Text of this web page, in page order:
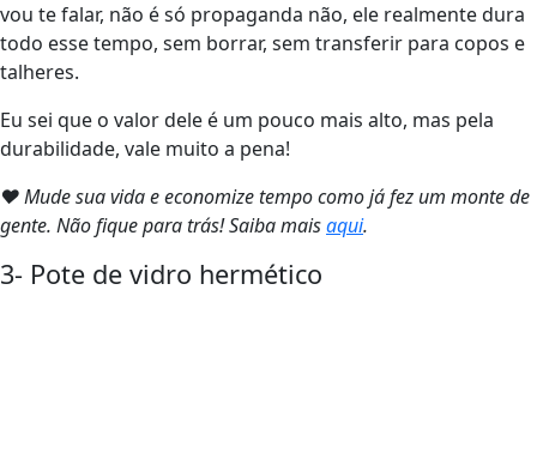
vou te falar, não é só propaganda não, ele realmente dura
todo esse tempo, sem borrar, sem transferir para copos e
talheres.
Eu sei que o valor dele é um pouco mais alto, mas pela
durabilidade, vale muito a pena!
❤ Mude sua vida e economize tempo como já fez um monte de
gente. Não fique para trás! Saiba maisaqui.
3- Pote de vidro hermético